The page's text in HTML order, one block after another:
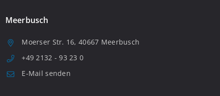
Meerbusch
Moerser Str. 16, 40667 Meerbusch
+49 2132 - 93 23 0
E-Mail senden